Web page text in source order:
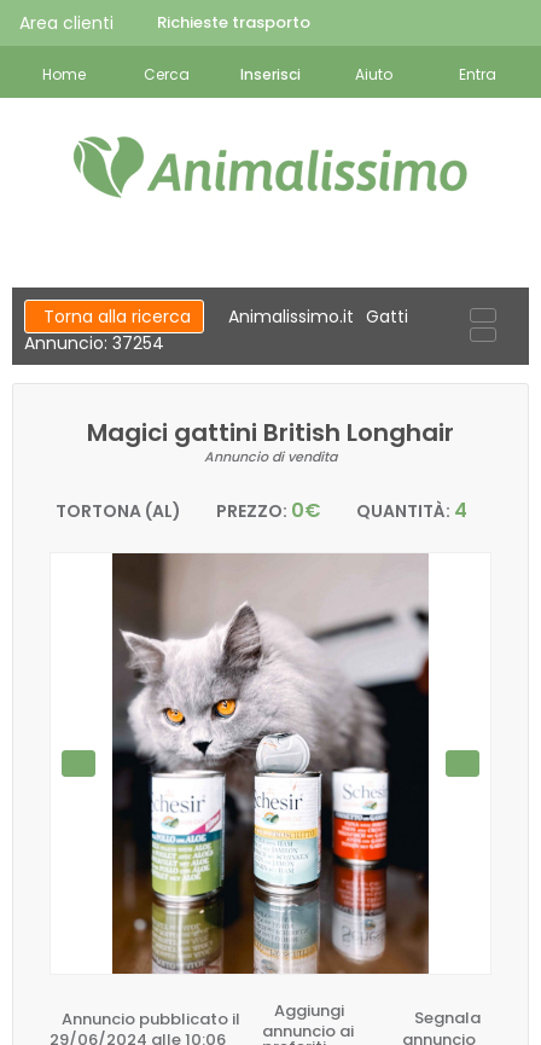
Area clienti Richieste trasporto
Home Cerca Inserisci Aiuto Entra
Torna alla ricerca Animalissimo.it Gatti
Annuncio: 37254
Magici gattini British Longhair
Annuncio di vendita
TORTONA (AL) PREZZO: 0€ QUANTITÀ: 4
Annuncio pubblicato il
29/06/2024 alle 10:06
Aggiungi
annuncio ai
Segnala
annuncio